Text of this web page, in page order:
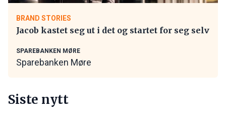
BRAND STORIES
Jacob kastet seg ut i det og startet for seg selv
SPAREBANKEN MØRE
Sparebanken Møre
Siste nytt